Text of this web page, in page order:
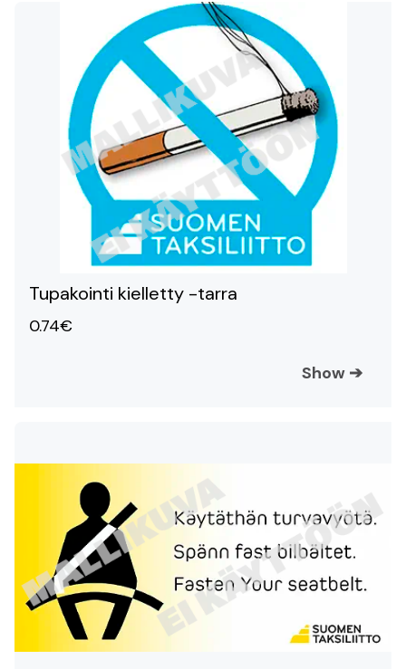
Tupakointi kielletty -tarra
0.74€
Show ➔